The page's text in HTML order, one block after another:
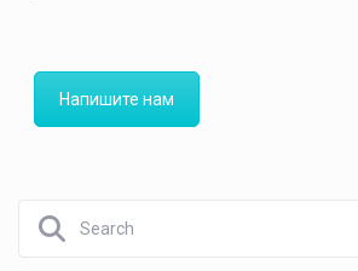
Напишите нам